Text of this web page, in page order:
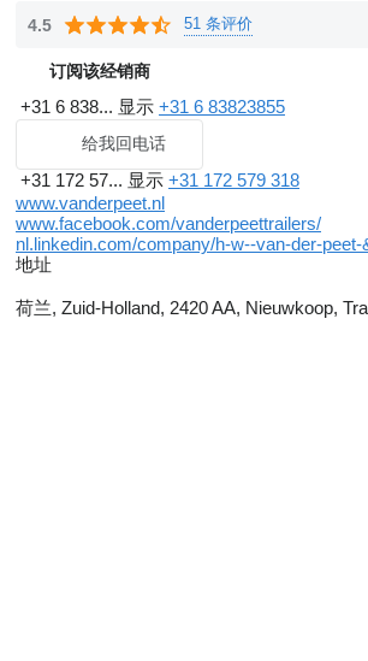
4.5 51 条评价
订阅该经销商
+31 6 838... 显示 +31 6 83823855
给我回电话
+31 172 57... 显示 +31 172 579 318
www.vanderpeet.nl
www.facebook.com/vanderpeettrailers/
nl.linkedin.com/company/h-w--van-der-
地址
荷兰, Zuid-Holland, 2420 AA, Nieuwkoop,